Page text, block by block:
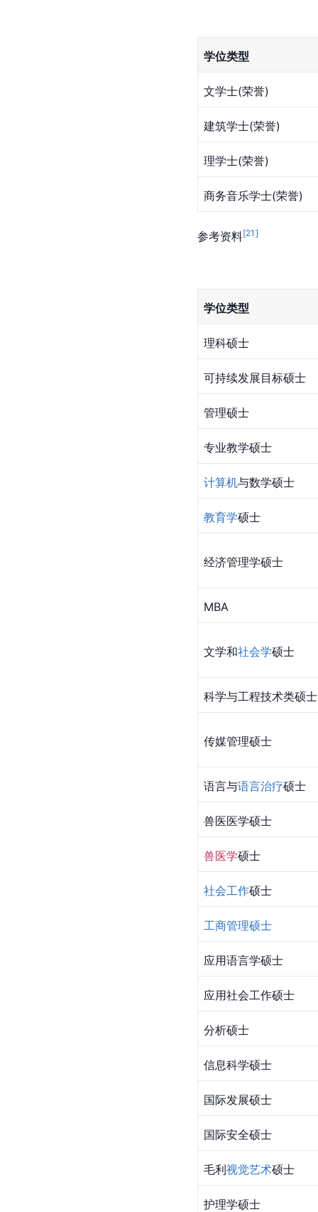
学位类型
文学士(荣誉)
建筑学士(荣誉)
理学士(荣誉)
商务音乐学士(荣誉)
参考资料[21 ]
学位类型
理科硕士
可持续发展目标硕士
管理硕士
专业教学硕士
计算机与数学硕士
教育学硕士
经济管理学硕士
MBA
文学和社会学硕士
科学与工程技术类硕士
传媒管理硕士
语言与语言治疗硕士
兽医医学硕士
兽医学硕士
社会工作硕士
工商管理硕士
应用语言学硕士
应用社会工作硕士
分析硕士
信息科学硕士
国际发展硕士
国际安全硕士
毛利视觉艺术硕士
护理学硕士